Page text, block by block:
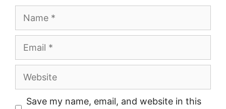
Website
Save my name, email, and website in this